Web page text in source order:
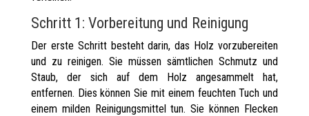
Schritt 1: Vorbereitung und Reinigung
Der erste Schritt besteht darin, das Holz vorzubereiten
und zu reinigen. Sie müssen sämtlichen Schmutz und
Staub, der sich auf dem Holz angesammelt hat,
entfernen. Dies können Sie mit einem feuchten Tuch und
einem milden Reinigungsmittel tun. Sie können Flecken